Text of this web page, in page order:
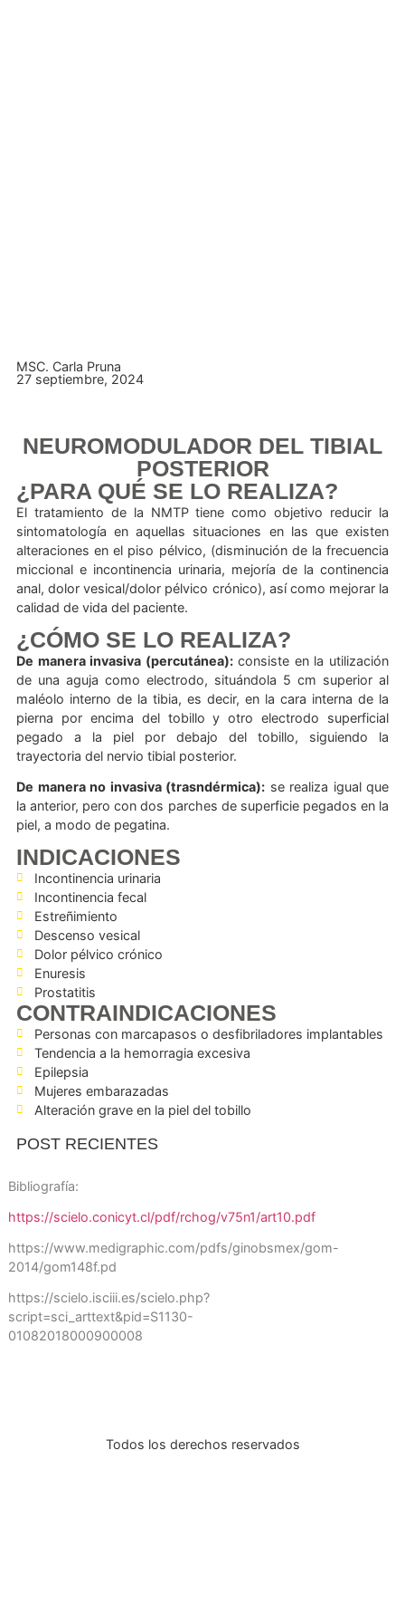
NEUROMODULADOR DEL
POSTERIOR
¿PARA QUÉ SE LO REALIZA?
El tratamiento de la NMTP tiene como objetivo
sintomatología en aquellas situaciones en las que
alteraciones en el piso pélvico, (disminución de la
miccional e incontinencia urinaria, mejoría de la
anal, dolor vesical/dolor pélvico crónico), así como
calidad de vida del paciente.
¿CÓMO SE LO REALIZA?
De manera invasiva (percutánea):consiste en la
de una aguja como electrodo, situándola 5 cm
pierna por encima del tobillo y otro electrodo
pegado a la piel por debajo del tobillo,
De manera no invasiva (trasndérmica):
la anterior, pero con dos parches de superficie pegados
piel, a modo de pegatina.
INDICACIONES
Incontinencia urinaria
Incontinencia fecal
Estreñimiento
Descenso vesical
Dolor pélvico crónico
Enuresis
Prostatitis
CONTRAINDICACIONES
Personas con marcapasos o desfibriladores
Epilepsia
Mujeres embarazadas
POST RECIENTES
Bibliografía:
https://scielo.isciii.es/scielo.php?